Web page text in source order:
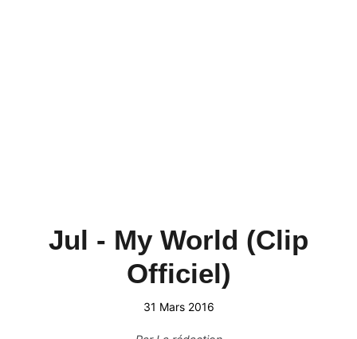
Jul - My World (Clip
Officiel)
31 Mars 2016